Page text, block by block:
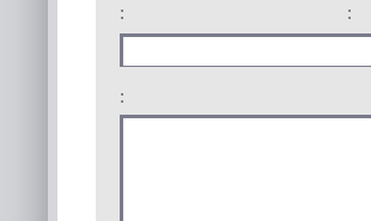
: :
: